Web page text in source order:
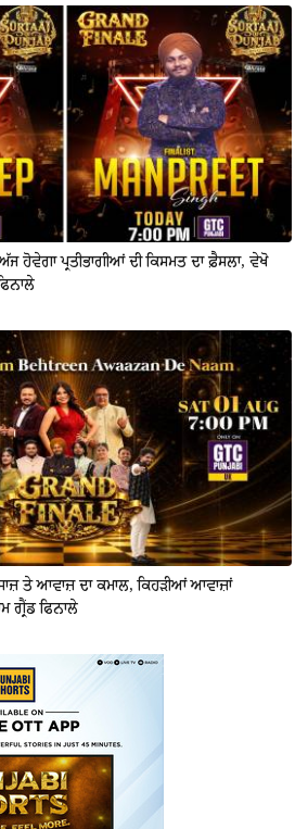
ਪ੍ਰਤੀਭਾਗੀਆਂ ਦੀ ਕਿਸਮਤ ਦਾ ਫ਼ੈਸਲਾ, ਵੇਖੋ
ਤੇ ਆਵਾਜ਼ ਦਾ ਕਮਾਲ, ਕਿਹੜੀਆਂ ਆਵਾਜ਼ਾਂ
ਗ੍ਰੈਂਡ ਫਿਨਾਲੇ